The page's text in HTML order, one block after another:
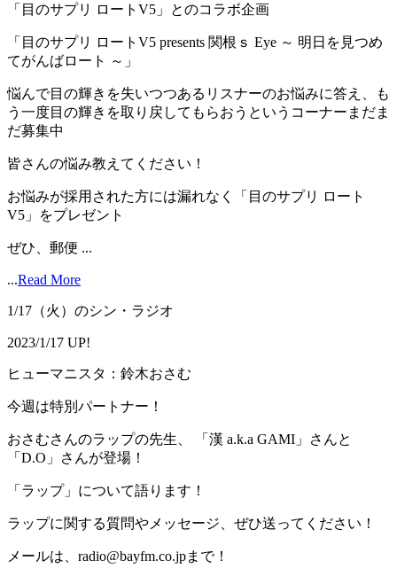
「目のサプリ ロートV5」とのコラボ企画
「目のサプリ ロートV5 presents 関根ｓ Eye ～ 明日を見つめ
てがんばロート ～」
悩んで目の輝きを失いつつあるリスナーのお悩みに答え、も
う一度目の輝きを取り戻してもらおうというコーナーまだま
だ募集中
皆さんの悩み教えてください！
お悩みが採用された方には漏れなく「目のサプリ ロート
V5」をプレゼント
ぜひ、郵便 ...
...Read More
1/17（火）のシン・ラジオ
2023/1/17 UP!
ヒューマニスタ：鈴木おさむ
今週は特別パートナー！
おさむさんのラップの先生、 「漢 a.k.a GAMI」さんと
「D.O」さんが登場！
「ラップ」について語ります！
ラップに関する質問やメッセージ、ぜひ送ってください！
メールは、radio@bayfm.co.jpまで！